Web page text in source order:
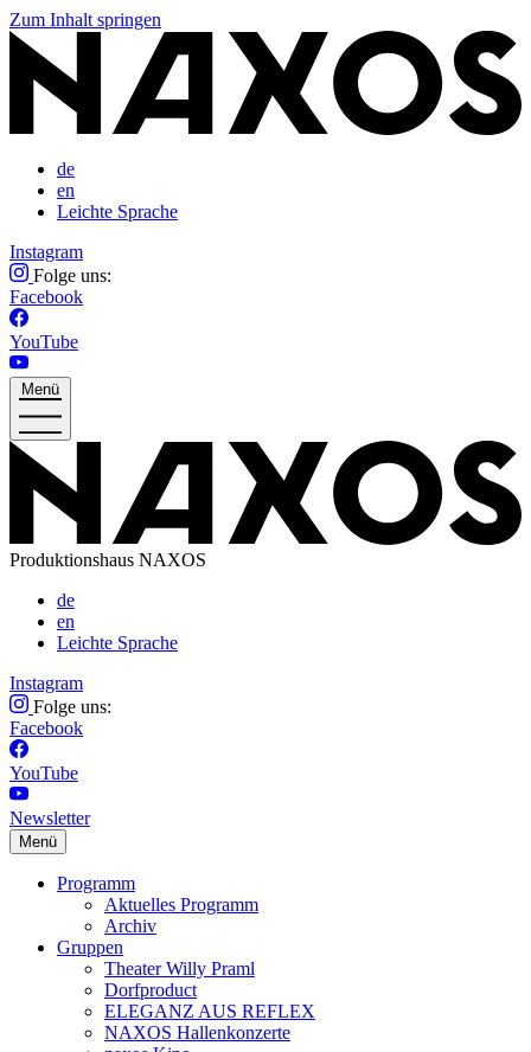
Zum Inhalt springen
de
en
Leichte Sprache
Instagram
Folge uns:
Facebook
YouTube
Menü
Produktionshaus NAXOS
de
en
Leichte Sprache
Instagram
Folge uns:
Facebook
YouTube
Newsletter
Menü
Programm
Aktuelles Programm
Archiv
Gruppen
Theater Willy Praml
Dorfproduct
ELEGANZ AUS REFLEX
NAXOS Hallenkonzerte